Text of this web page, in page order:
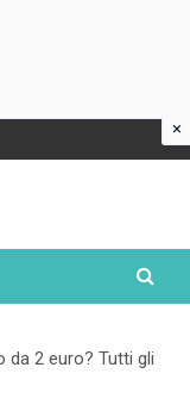
2 euro? Tutti gli
×